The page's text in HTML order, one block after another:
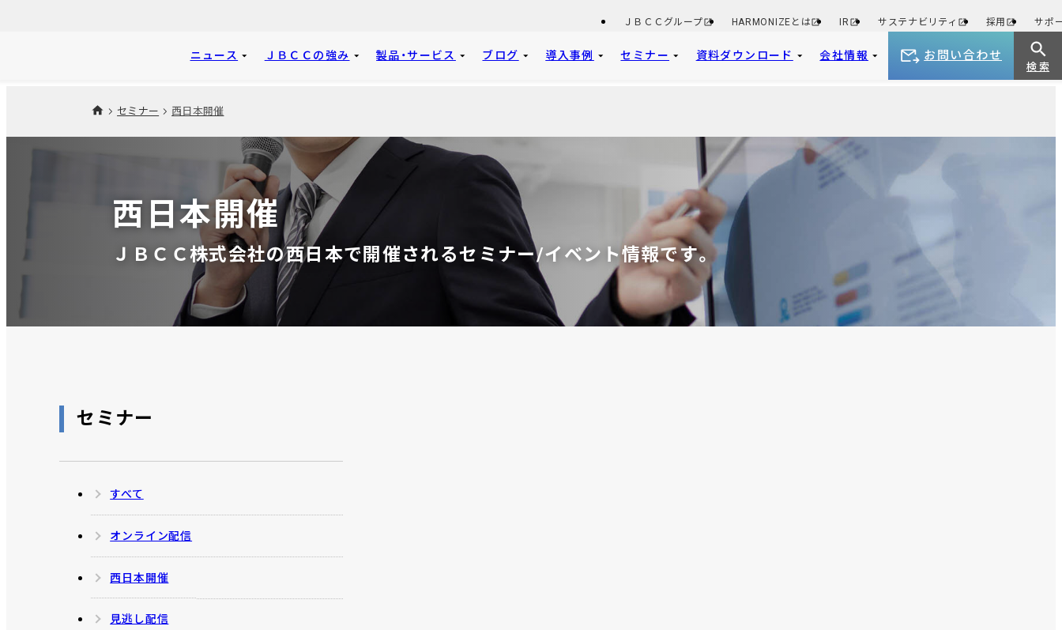
ＪＢＣＣグループ HARMONIZEとは IR サステナビリティ 採用 サポ
ニュース ＪＢＣＣの強み 製品・サービス ブログ 導入事例 セミナー 資料ダウンロード 会社情報 お問い合わせ
検 索
セミナー 西日本開催
西日本開催
ＪＢＣＣ株式会社の西日本で開催されるセミナー/イベント情報です。
セミナー
すべて
オンライン配信
西日本開催
見逃し配信